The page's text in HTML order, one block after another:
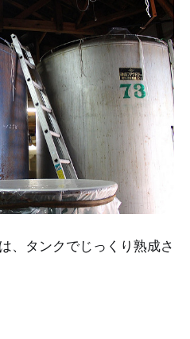
、タンクでじっくり熟成さ